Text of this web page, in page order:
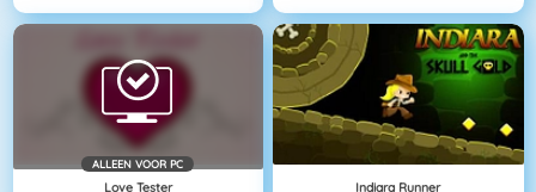
ALLEEN VOOR PC
Love Tester Indiara Runner